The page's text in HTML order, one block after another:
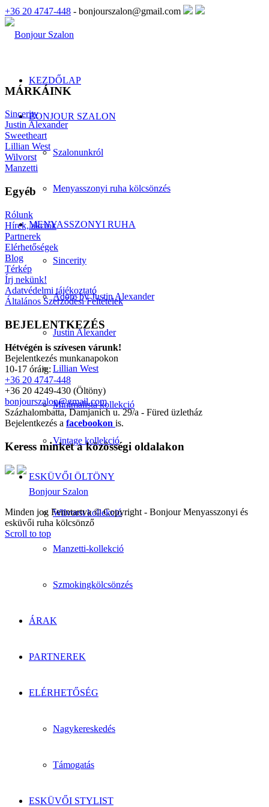
+36 20 4747-448 - bonjourszalon@gmail.com
KEZDŐLAP
BONJOUR SZALON
Szalonunkról
Menyasszonyi ruha kölcsönzés
MENYASSZONYI RUHA
Sincerity
Adore by Justin Alexander
Justin Alexander
Lillian West
Minimalista kollekció
Vintage kollekció
ESKÜVŐI ÖLTÖNY
Wilvorst kollekció
Manzetti-kollekció
Szmokingkölcsönzés
ÁRAK
PARTNEREK
ELÉRHETŐSÉG
Nagykereskedés
Támogatás
ESKÜVŐI STYLIST
MÁRKÁINK
Sincerity
Justin Alexander
Sweetheart
Lillian West
Wilvorst
Manzetti
Egyéb
Rólunk
Hírek, akciók
Partnerek
Elérhetőségek
Blog
Térkép
Írj nekünk!
Adatvédelmi tájékoztató
Általános Szerződési Feltételek
BEJELENTKEZÉS
Hétvégén is szívesen várunk!
Bejelentkezés munkanapokon
10-17 óráig:
+36 20 4747-448
+36 20 4249-430 (Öltöny)
bonjourszalon@gmail.com
Százhalombatta, Damjanich u. 29/a - Füred üzletház
Bejelentkezés a facebookon is.
Keress minket a közösségi oldalakon
Bonjour Szalon
Minden jog Fenntartva © Copyright - Bonjour Menyasszonyi és
esküvői ruha kölcsönző
Scroll to top